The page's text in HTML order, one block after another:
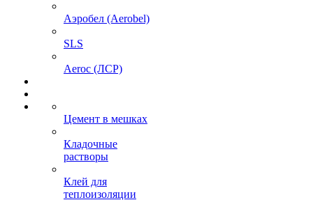
Аэробел (Aerobel)
SLS
Aeroc (ЛСР)
Цемент в мешках
Кладочные
растворы
Клей для
теплоизоляции